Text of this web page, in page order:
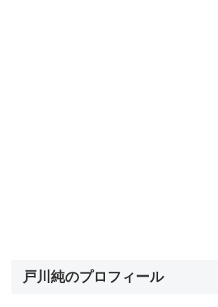
戸川純のプロフィール